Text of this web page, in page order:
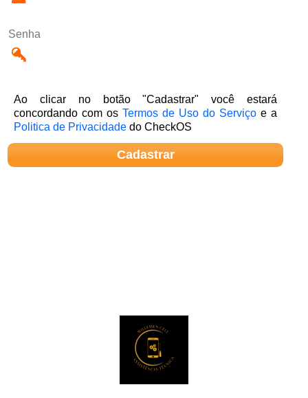
Senha
Ao clicar no botão "Cadastrar" você estará
concordando com osTermos de Uso do Serviço e a
Politica de Privacidade do CheckOS